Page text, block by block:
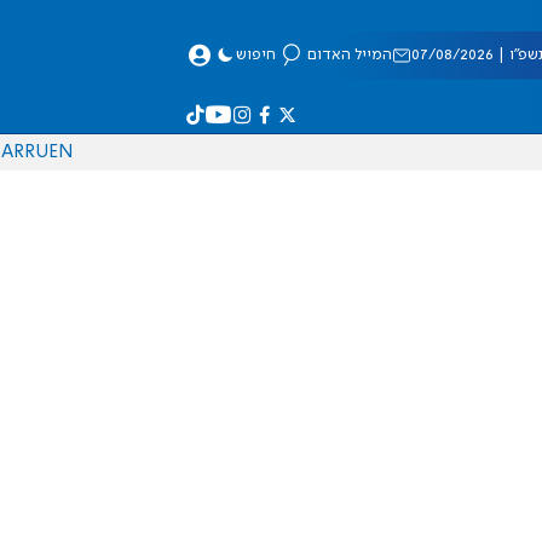
08/2026 המייל האדום חיפוש
EN
RU
AR